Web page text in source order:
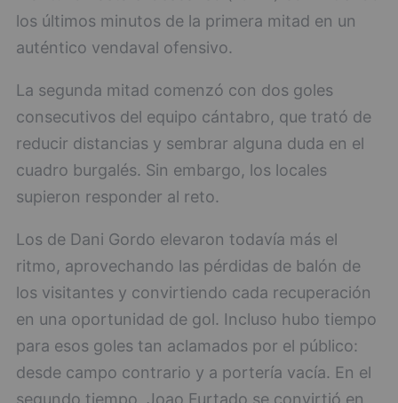
los últimos minutos de la primera mitad en un
auténtico vendaval ofensivo.
La segunda mitad comenzó con dos goles
consecutivos del equipo cántabro, que trató de
reducir distancias y sembrar alguna duda en el
cuadro burgalés. Sin embargo, los locales
supieron responder al reto.
Los de Dani Gordo elevaron todavía más el
ritmo, aprovechando las pérdidas de balón de
los visitantes y convirtiendo cada recuperación
en una oportunidad de gol. Incluso hubo tiempo
para esos goles tan aclamados por el público:
desde campo contrario y a portería vacía. En el
segundo tiempo, Joao Furtado se convirtió en